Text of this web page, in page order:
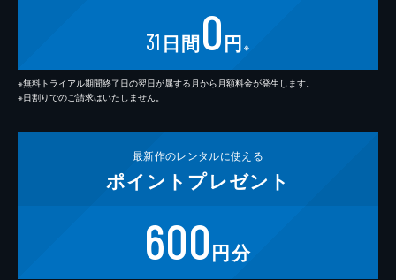
31 日間0円 ※
※無料トライアル期間終了日の翌日が属する月から月額料金が発生します。
※日割りでのご請求はいたしません。
最新作のレンタルに使える
ポイント プレゼント
600円分